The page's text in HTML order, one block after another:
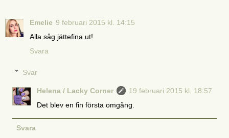
Emelie 9 februari 2015 kl. 14:15
Alla såg jättefina ut!
Svara
Svar
Helena / Lacky Corner
19 februari 2015 kl. 18:57
Det blev en fin första omgång.
Svara